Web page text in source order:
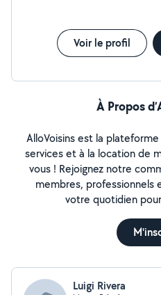
Voir le profil
À Propos
AlloVoisins est la
services et à la location de
vous ! Rejoignez notre
membres, professionnels
votre quotidien
Luigi Rivera